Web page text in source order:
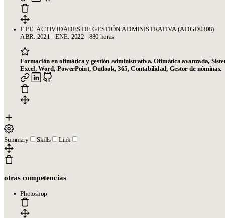
F.P.E. ACTIVIDADES DE GESTIÓN ADMINISTRATIVA (ADGD0308)
ABR. 2021 - ENE. 2022 - 880 horas
Formación en ofimática y gestión administrativa. Ofimática avanzada,
Excel, Word, PowerPoint, Outlook, 365, Contabilidad, Gestor de nóminas.
Summary Skills Link
otras competencias
Photoshop
Plantillas de currículum gratis
mejor creador de currículums online
de currículums a partir de LinkedIn Revisamos tu currículum en 24
horas
Empresa
Sobre CandyCV
436f6e746163746f
Términos de Servicio
Copyright © 2026